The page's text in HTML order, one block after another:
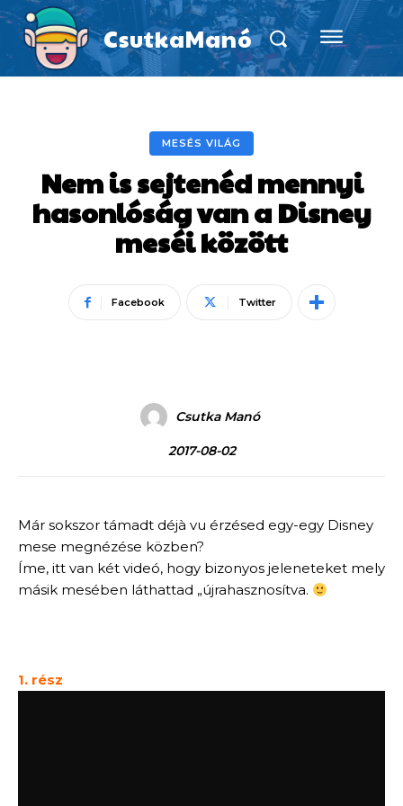
CsutkaManó
MESÉS VILÁG
Nem is sejtenéd mennyi
hasonlóság van a Disney
meséi között
Facebook Twitter
Csutka Manó
2017-08-02
Már sokszor támadt déjà vu érzésed egy-egy Disney
mese megnézése közben?
Íme, itt van két videó, hogy bizonyos jeleneteket mely
másik mesében láthattad „újrahasznosítva.
1. rész